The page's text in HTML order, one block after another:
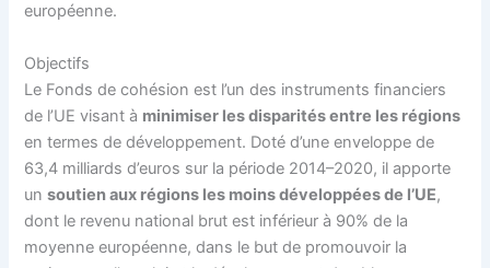
européenne.
Objectifs
Le Fonds de cohésion est l’un des instruments financiers
de l’UE visant à minimiser les disparités entre les régions
en termes de développement. Doté d’une enveloppe de
63,4 milliards d’euros sur la période 2014–2020, il apporte
unsoutien aux régions les moins développées de l’UE,
dont le revenu national brut est inférieur à 90% de la
moyenne européenne, dans le but de promouvoir la